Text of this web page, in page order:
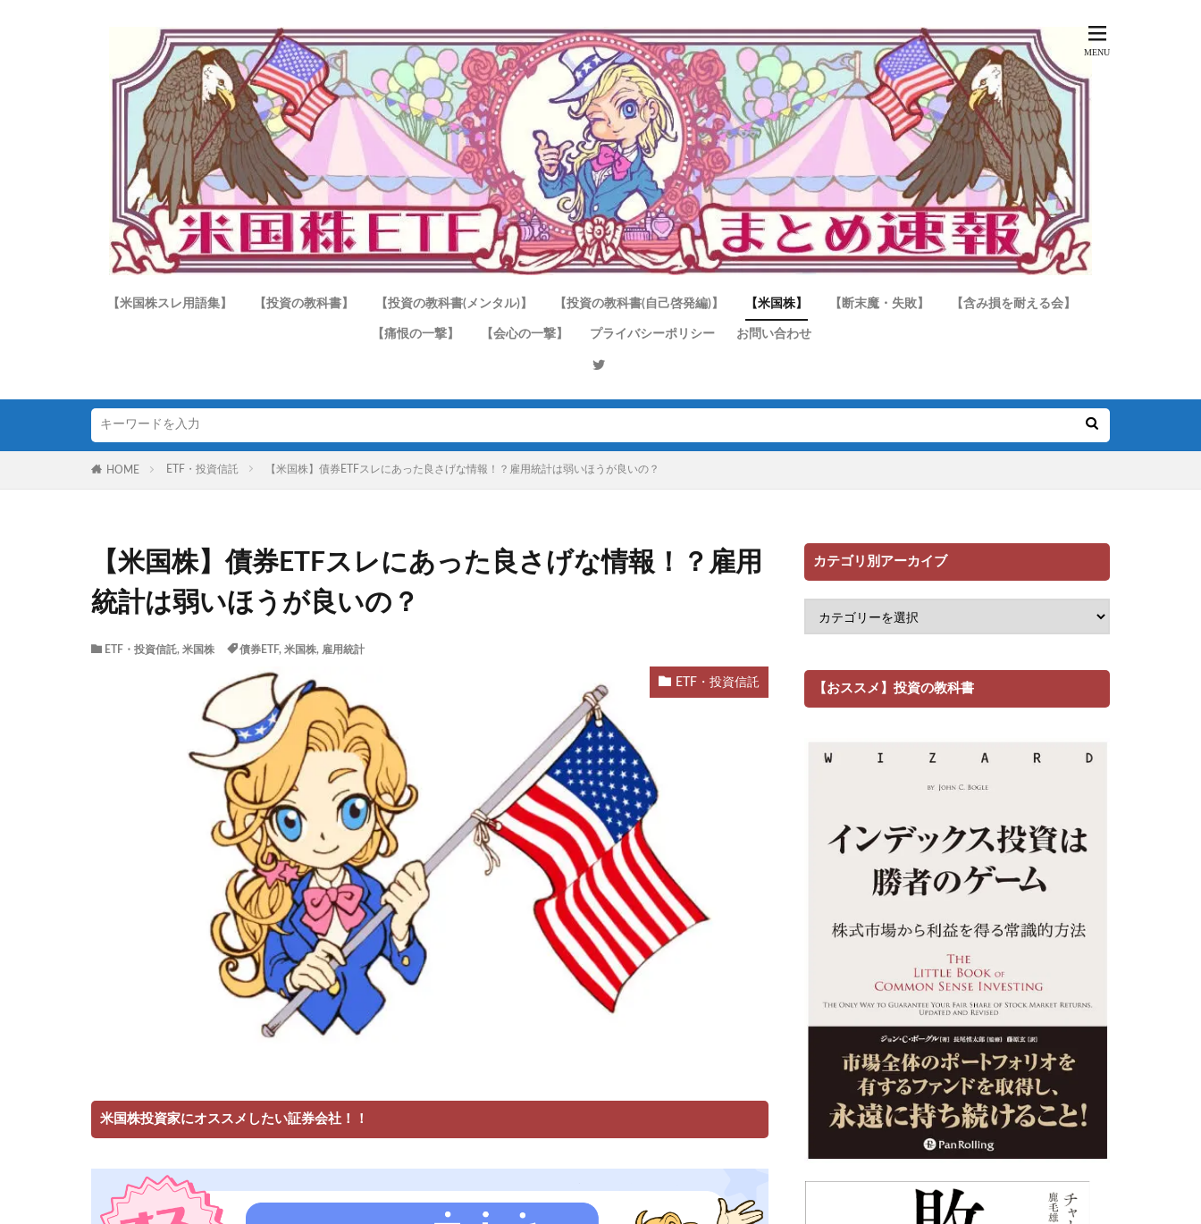
【米国株スレ用語集】 【投資の教科書】 【投資の教科書(メンタル)】 【投資の教科書(自己啓発編)】 【米国株】 【断末魔・失敗】 【含み損を耐える会】
【痛恨の一撃】 【会心の一撃】 プライバシーポリシー お問い合わせ
HOME ETF・投資信託 【米国株】債券ETFスレにあった良さげな情報！？雇用統計は弱いほうが良いの？
【米国株】債券ETFスレにあった良さげな情報！？雇用
統計は弱いほうが良いの？
ETF・投資信託, 米国株 債券ETF, 米国株, 雇用統計
ETF・投資信託
米国株投資家にオススメしたい証券会社！！
カテゴリ別アーカイブ
【おススメ】投資の教科書